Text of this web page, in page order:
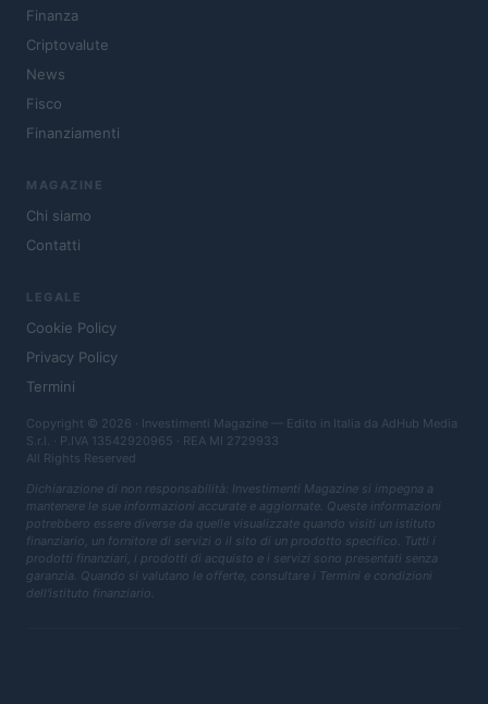
Finanza
Criptovalute
News
Fisco
Finanziamenti
MAGAZINE
Chi siamo
Contatti
LEGALE
Cookie Policy
Privacy Policy
Termini
Copyright © 2026 · Investimenti Magazine — Edito in Italia da AdHub Media
S.r.l. · P.IVA 13542920965 · REA MI 2729933
All Rights Reserved
Dichiarazione di non responsabilità: Investimenti Magazine si impegna a
mantenere le sue informazioni accurate e aggiornate. Queste informazioni
potrebbero essere diverse da quelle visualizzate quando visiti un istituto
finanziario, un fornitore di servizi o il sito di un prodotto specifico. Tutti i
prodotti finanziari, i prodotti di acquisto e i servizi sono presentati senza
garanzia. Quando si valutano le offerte, consultare i Termini e condizioni
dell'istituto finanziario.